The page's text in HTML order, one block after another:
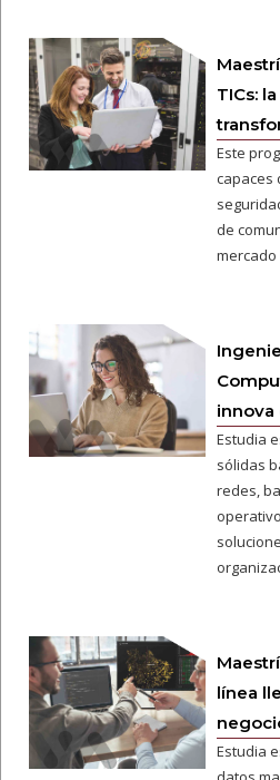
TICs:
Este
capaces
de
mercado
innova
Estudia
sólidas
redes,
línea
Estudia